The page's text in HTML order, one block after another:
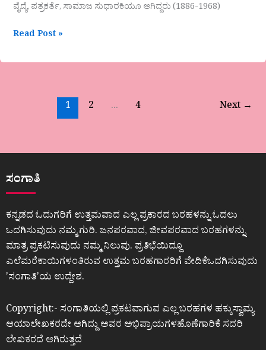
ವೈದ್ಯೆ, ಪತ್ರಕರ್ತೆ, ಸಾಮಾಜ ಸುಧಾರಕಿಯೂ ಆಗಿದ್ದರು (1886-1968)
Read Post »
1 2 … 4 Next →
ಸಂಗಾತಿ
ಕನ್ನಡದ ಓದುಗರಿಗೆ ಉತ್ತಮವಾದ ಎಲ್ಲ ಪ್ರಕಾರದ ಬರಹಳನ್ನು ಓದಲು
ಒದಗಿಸುವುದು ನಮ್ಮ ಗುರಿ. ಜನಪರವಾದ, ಜೀವಪರವಾದ ಬರಹಗಳನ್ನು
ಮಾತ್ರ ಪ್ರಕಟಿಸುವುದು ನಮ್ಮ ನಿಲುವು. ಪ್ರತಿಭೆಯಿದ್ದೂ
ಎಲೆಮರೆಕಾಯಿಗಳಂತಿರುವ ಉತ್ತಮ ಬರಹಗಾರರಿಗೆ ವೇದಿಕೆಒದಗಿಸುವುದು
ʼಸಂಗಾತಿʼಯ ಉದ್ದೇಶ.
Copyright:- ಸಂಗಾತಿಯಲ್ಲಿ ಪ್ರಕಟವಾಗುವ ಎಲ್ಲ ಬರಹಗಳ ಹಕ್ಕುಸ್ವಾಮ್ಯ
ಆಯಾಲೇಖಕರದೇ ಆಗಿದ್ದು ಅವರ ಅಭಿಪ್ರಾಯಗಳಹೊಣೆಗಾರಿಕೆ ಸದರಿ
ಲೇಖಕರದೆ ಆಗಿರುತ್ತದೆ